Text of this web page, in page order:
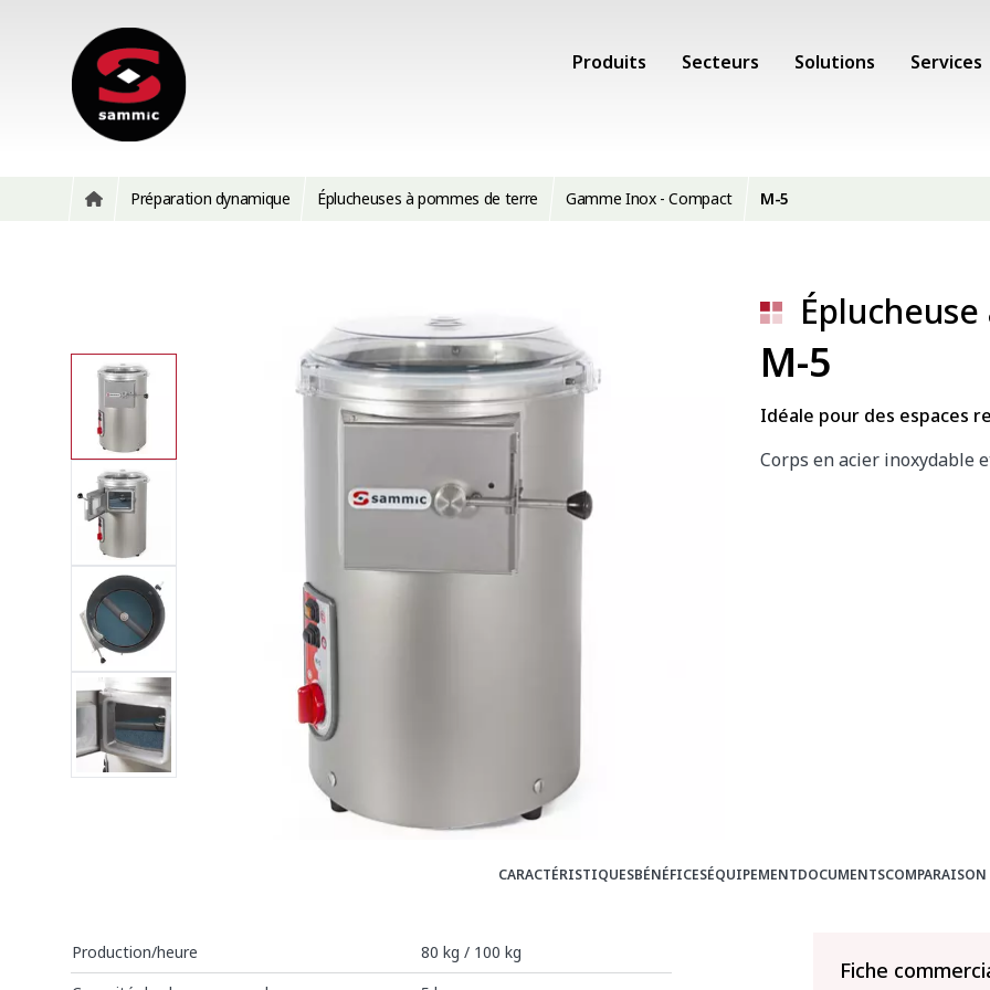
Produits Secteurs Solutions Services
Préparation dynamique Éplucheuses à pommes de terre Gamme Inox - Compact M-5
M-5
Idéale pour des espaces
Corps en acier inoxydable
CARACTÉRISTIQUESBÉNÉFICESÉQUIPEMENTDOCUMENTSCOMPARAISON
Production/heure
80 kg / 100 kg
Fiche